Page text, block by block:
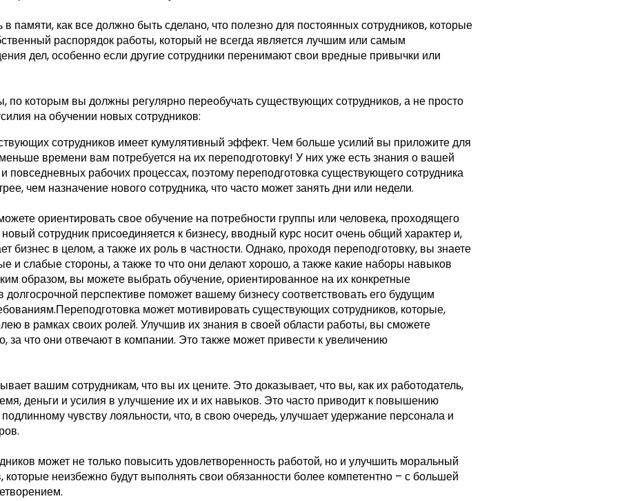
памяти, как все должно быть сделано, что полезно для постоянных сотрудников, которые
распорядок работы, который не всегда является лучшим или самым
дел, особенно если другие сотрудники перенимают свои вредные привычки или
по которым вы должны регулярно переобучать существующих сотрудников, а не просто
на обучении новых сотрудников:
сотрудников имеет кумулятивный эффект. Чем больше усилий вы приложите для
времени вам потребуется на их переподготовку! У них уже есть знания о вашей
и повседневных рабочих процессах, поэтому переподготовка существующего сотрудника
чем назначение нового сотрудника, что часто может занять дни или недели.
ориентировать свое обучение на потребности группы или человека, проходящего
новый сотрудник присоединяется к бизнесу, вводный курс носит очень общий характер и,
бизнес в целом, а также их роль в частности. Однако, проходя переподготовку, вы знаете
и слабые стороны, а также то что они делают хорошо, а также какие наборы навыков
образом, вы можете выбрать обучение, ориентированное на их конкретные
долгосрочной перспективе поможет вашему бизнесу соответствовать его будущим
может мотивировать существующих сотрудников, которые,
в рамках своих ролей. Улучшив их знания в своей области работы, вы сможете
за что они отвечают в компании. Это также может привести к увеличению
вашим сотрудникам, что вы их цените. Это доказывает, что вы, как их работодатель,
деньги и усилия в улучшение их и их навыков. Это часто приводит к повышению
чувству лояльности, что, в свою очередь, улучшает удержание персонала и
может не только повысить удовлетворенность работой, но и улучшить моральный
которые неизбежно будут выполнять свои обязанности более компетентно – с большей